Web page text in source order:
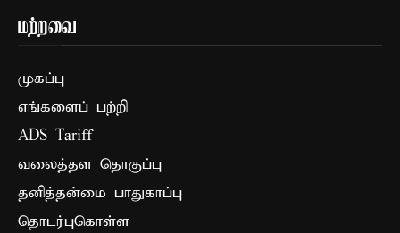
மற்றவை
முகப்பு
எங்களைப் பற்றி
ADS Tariff
வலைத்தள தொகுப்பு
தனித்தன்மை பாதுகாப்பு
தொடர்புகொள்ள